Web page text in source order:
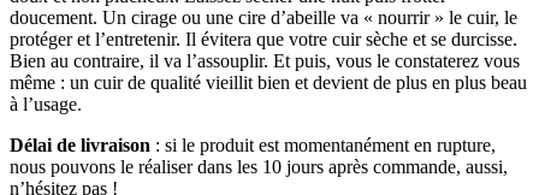
doucement. Un cirage ou une cire d’abeille va « nourrir » le cuir, le
protéger et l’entretenir. Il évitera que votre cuir sèche et se durcisse.
Bien au contraire, il va l’assouplir. Et puis, vous le constaterez vous
même : un cuir de qualité vieillit bien et devient de plus en plus beau
à l’usage.
Délai de livraison : si le produit est momentanément en rupture,
nous pouvons le réaliser dans les 10 jours après commande, aussi,
n’hésitez pas !